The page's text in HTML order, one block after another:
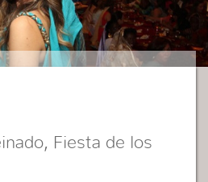
Fiesta de los